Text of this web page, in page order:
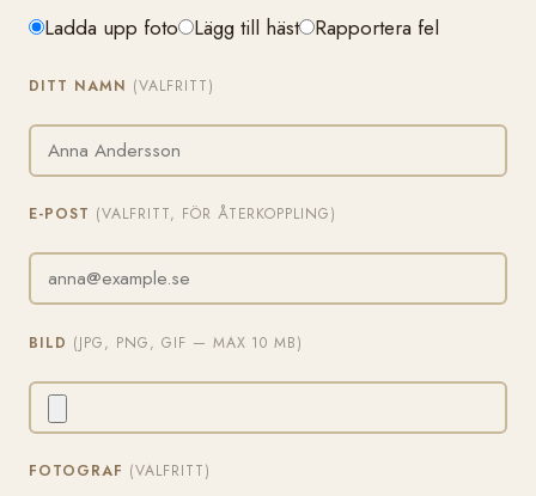
Ladda upp foto Lägg till häst Rapportera fel
DITT NAMN (VALFRITT)
E-POST (VALFRITT, FÖR ÅTERKOPPLING)
BILD (JPG, PNG, GIF — MAX 10 MB)
FOTOGRAF (VALFRITT)